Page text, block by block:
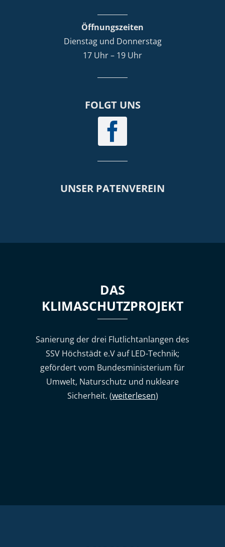
Öffnungszeiten
Dienstag und Donnerstag
17 Uhr – 19 Uhr
FOLGT UNS
UNSER PATENVEREIN
DAS
KLIMASCHUTZPROJEKT
Sanierung der drei Flutlichtanlangen des
SSV Höchstädt e.V auf LED-Technik;
gefördert vom Bundesministerium für
Umwelt, Naturschutz und nukleare
Sicherheit. (weiterlesen)